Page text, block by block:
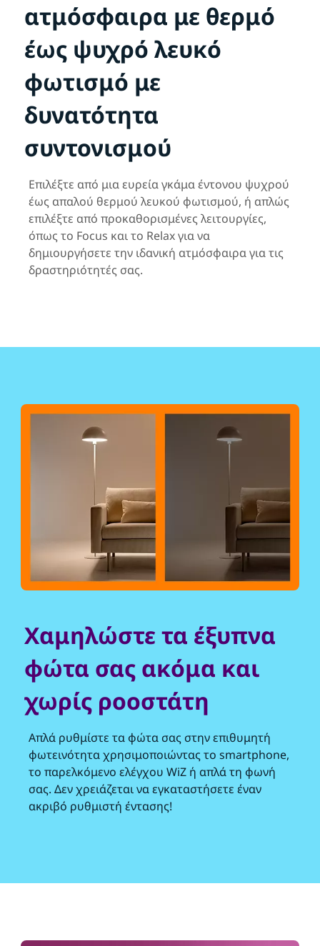
ατμόσφαιρα με θερμό
έως ψυχρό λευκό
φωτισμό με
δυνατότητα
συντονισμού
Επιλέξτε από μια ευρεία γκάμα έντονου ψυχρού
έως απαλού θερμού λευκού φωτισμού, ή απλώς
επιλέξτε από προκαθορισμένες λειτουργίες,
όπως το Focus και το Relax για να
δημιουργήσετε την ιδανική ατμόσφαιρα για τις
δραστηριότητές σας.
Χαμηλώστε τα έξυπνα
φώτα σας ακόμα και
χωρίς ροοστάτη
Απλά ρυθμίστε τα φώτα σας στην επιθυμητή
φωτεινότητα χρησιμοποιώντας το smartphone,
το παρελκόμενο ελέγχου WiZ ή απλά τη φωνή
σας. Δεν χρειάζεται να εγκαταστήσετε έναν
ακριβό ρυθμιστή έντασης!